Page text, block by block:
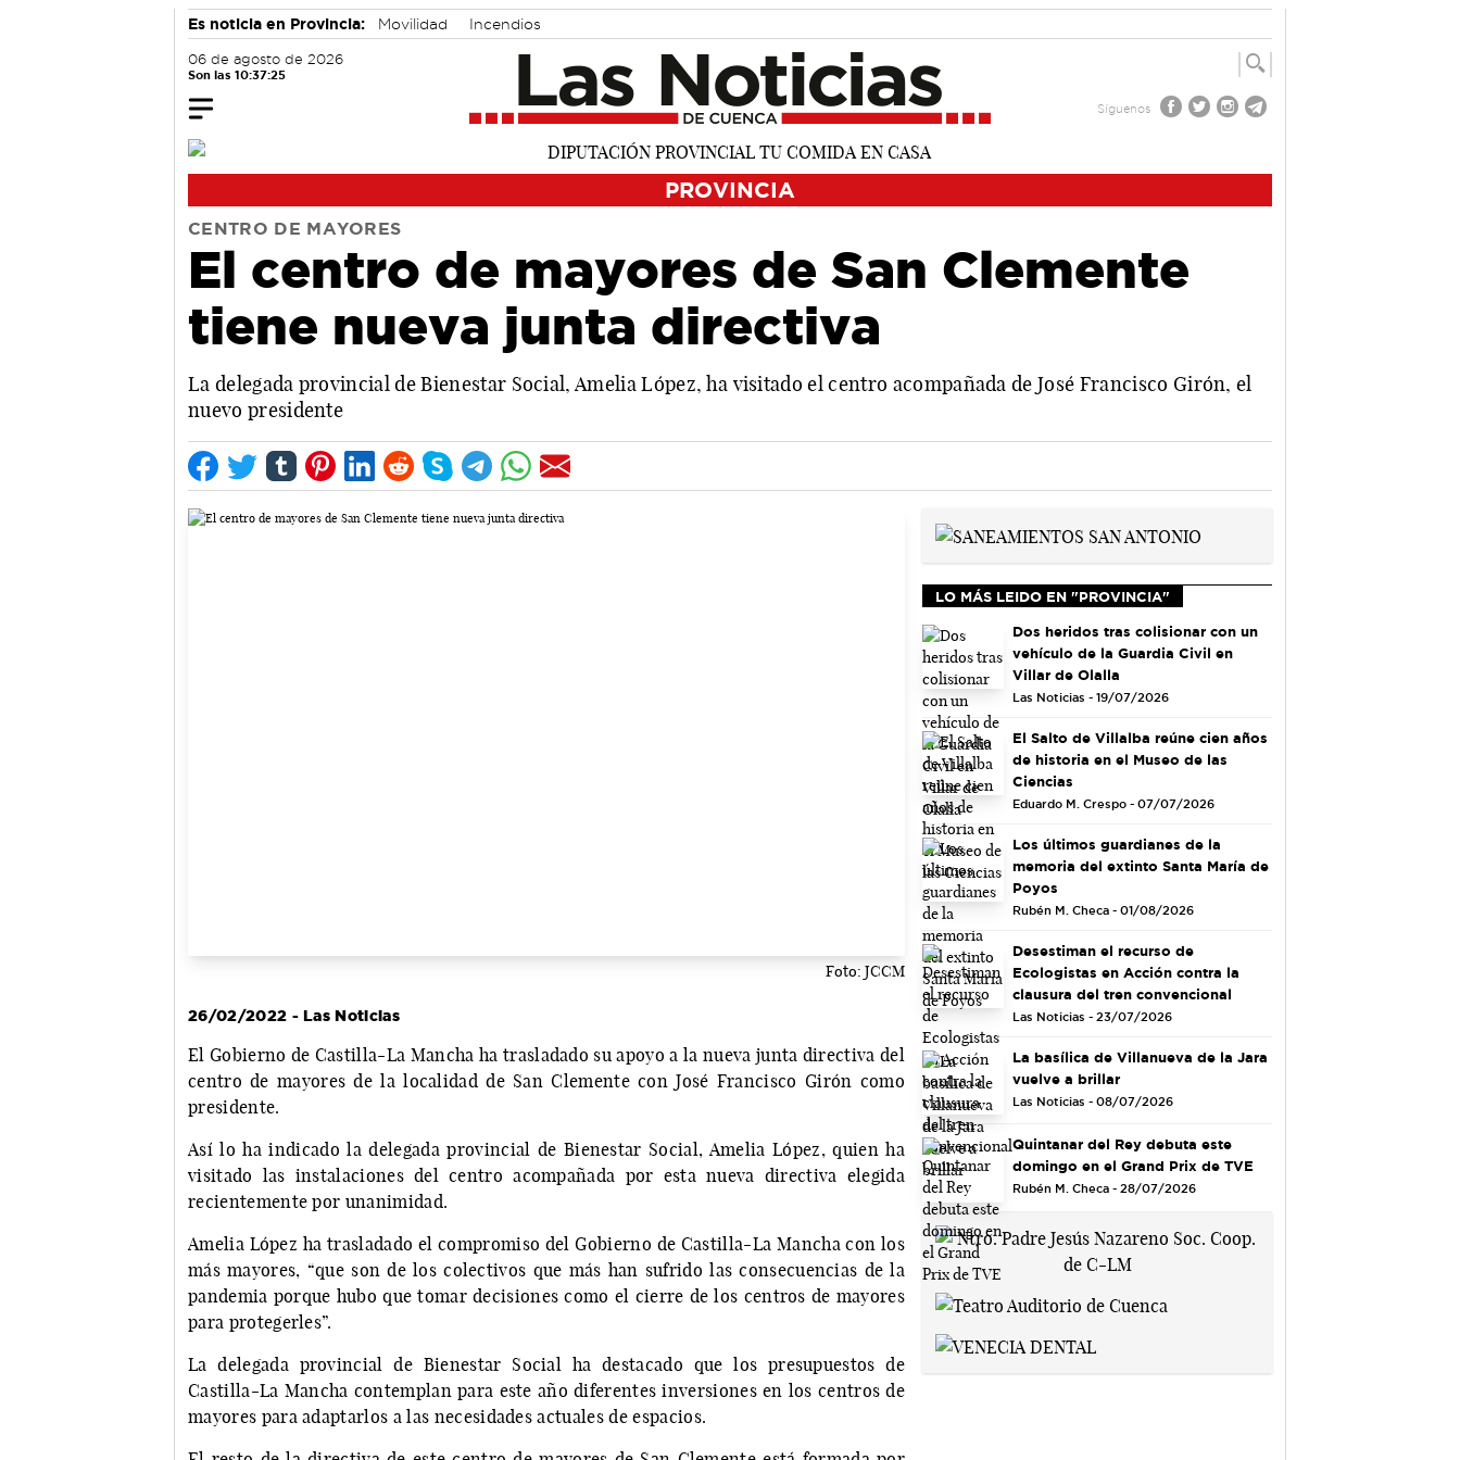
Es noticia en Provincia: Movilidad Incendios
06 de agosto de 2026
Son las 10:37:26
Síguenos
PROVINCIA
CENTRO DE MAYORES
El centro de mayores de San Clemente
tiene nueva junta directiva
La delegada provincial de Bienestar Social, Amelia López, ha visitado el centro acompañada de José Francisco Girón, el
nuevo presidente
Foto: JCCM
26/02/2022 - Las Noticias
El Gobierno de Castilla-La Mancha ha trasladado su apoyo a la nueva junta directiva del
centro de mayores de la localidad de San Clemente con José Francisco Girón como
presidente.
Así lo ha indicado la delegada provincial de Bienestar Social, Amelia López, quien ha
visitado las instalaciones del centro acompañada por esta nueva directiva elegida
recientemente por unanimidad.
Amelia López ha trasladado el compromiso del Gobierno de Castilla-La Mancha con los
más mayores, “que son de los colectivos que más han sufrido las consecuencias de la
pandemia porque hubo que tomar decisiones como el cierre de los centros de mayores
para protegerles”.
La delegada provincial de Bienestar Social ha destacado que los presupuestos de
Castilla-La Mancha contemplan para este año diferentes inversiones en los centros de
mayores para adaptarlos a las necesidades actuales de espacios.
LO MÁS LEIDO EN "PROVINCIA"
Dos heridos tras colisionar con un
vehículo de la Guardia Civil en
Villar de Olalla
Las Noticias - 19/07/2026
El Salto de Villalba reúne cien años
de historia en el Museo de las
Ciencias
Eduardo M. Crespo - 07/07/2026
Los últimos guardianes de la
memoria del extinto Santa María de
Poyos
Rubén M. Checa - 01/08/2026
Desestiman el recurso de
Ecologistas en Acción contra la
clausura del tren convencional
Las Noticias - 23/07/2026
La basílica de Villanueva de la Jara
vuelve a brillar
Las Noticias - 08/07/2026
Quintanar del Rey debuta este
domingo en el Grand Prix de TVE
Rubén M. Checa - 28/07/2026